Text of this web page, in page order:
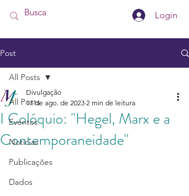
Login
Post
All Posts
Eventos
Notícias
Publicações
Dados
All Posts
I Colóquio: "Hegel, Marx e a
Contemporaneidade"
Divulgação
17 de ago. de 2023 2 min de leitura